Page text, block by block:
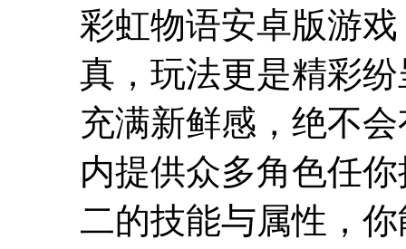
彩虹物语安卓版游
真，玩法更是精彩
充满新鲜感，绝不
内提供众多角色任
二的技能与属性，